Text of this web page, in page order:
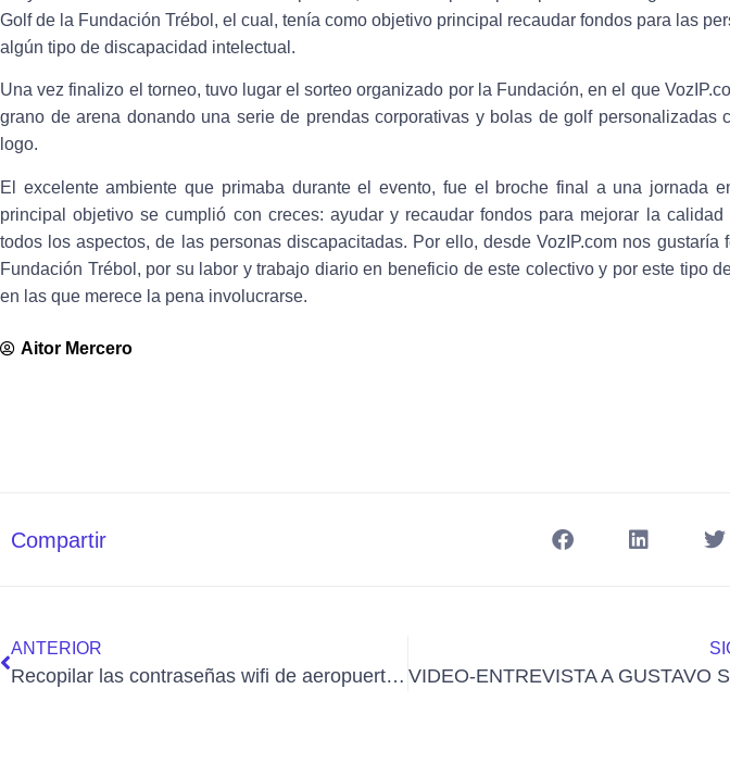
Golf de la Fundación Trébol, el cual, tenía como objetivo principal recaudar fondos para las
algún tipo de discapacidad intelectual.
Una vez finalizo el torneo, tuvo lugar el sorteo organizado por la Fundación, en el que
grano de arena donando una serie de prendas corporativas y bolas de golf personalizadas
logo.
El excelente ambiente que primaba durante el evento, fue el broche final a una jornada
principal objetivo se cumplió con creces: ayudar y recaudar fondos para mejorar la calidad
todos los aspectos, de las personas discapacitadas. Por ello, desde VozIP.com nos gustaría
Fundación Trébol, por su labor y trabajo diario en beneficio de este colectivo y por este tipo
en las que merece la pena involucrarse.
Aitor Mercero
Compartir
ANTERIOR
Recopilar las contraseñas wifi de aeropuertos, ¿quieres ayudar a este bloguero?